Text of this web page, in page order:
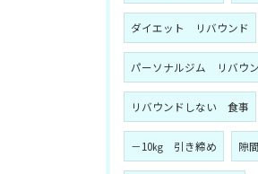
ダイエット リバウンド
パーソナルジム リバウ
リバウンドしない 食事
－10㎏ 引き締め 隙